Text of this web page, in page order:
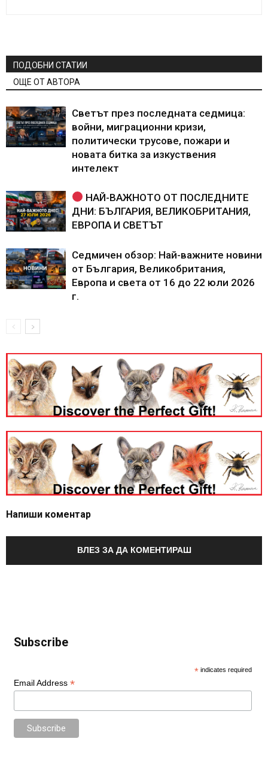
ПОДОБНИ СТАТИИ
ОЩЕ ОТ АВТОРА
Светът през последната седмица:
войни, миграционни кризи,
политически трусове, пожари и
новата битка за изкуствения
интелект
НАЙ-ВАЖНОТО ОТ ПОСЛЕДНИТЕ
ДНИ: БЪЛГАРИЯ, ВЕЛИКОБРИТАНИЯ,
ЕВРОПА И СВЕТЪТ
Седмичен обзор: Най-важните новини
от България, Великобритания,
Европа и света от 16 до 22 юли 2026
г.
Напиши коментар
ВЛЕЗ ЗА ДА КОМЕНТИРАШ
Subscribe
* indicates required
Email Address *